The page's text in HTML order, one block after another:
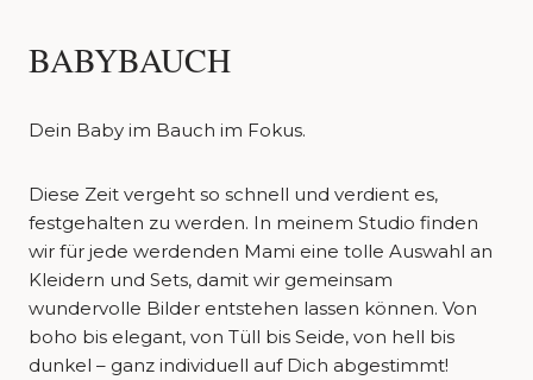
BABYBAUCH
Dein Baby im Bauch im Fokus.
Diese Zeit vergeht so schnell und verdient es,
festgehalten zu werden. In meinem Studio finden
wir für jede werdenden Mami eine tolle Auswahl an
Kleidern und Sets, damit wir gemeinsam
wundervolle Bilder entstehen lassen können. Von
boho bis elegant, von Tüll bis Seide, von hell bis
dunkel – ganz individuell auf Dich abgestimmt!